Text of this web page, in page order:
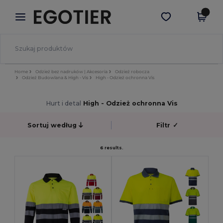
× Aplikacja Egotier
Lepsze ceny w aplikacji!
Pobierz app
Home Odzież bez nadruków | Akcesoria
Odzież robocza
Odzież Budowlana & High - Vis
High - Odzież ochronna Vis
Hurt i detal High - Odzież ochronna Vis
Sortuj według Filtr ✓
6 results.